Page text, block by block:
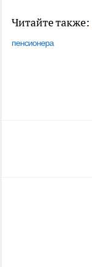
Читайте также:
пенсионера